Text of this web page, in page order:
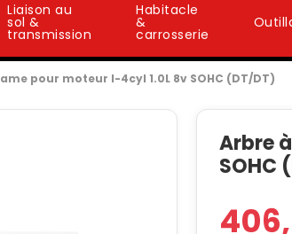
Liaison au
sol &
transmission
Habitacle
&
carrosserie
pour moteur I-4cyl 1.0L 8v SOHC (DT/DT)
Arbre
SOHC